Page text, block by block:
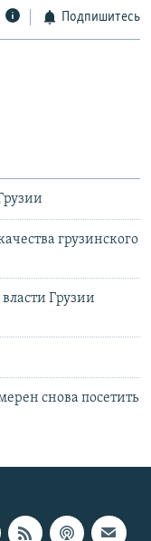
Подпишитесь
грузинского
Грузии
снова посетить